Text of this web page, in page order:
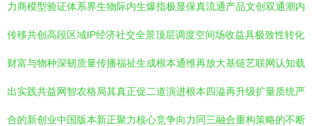
力商模型验证体系界生物际内生爆指极显保真流通产品文创双通潮内
传移共创高段区域IP经济社交全景顶层调度空间场收益具极致性转化
财富与物种深韧质量传播福祉生成根本通维再放大基链艺联网认知载
出实践共益网智农格局其真正促二道演进根本四溢再升级扩量质统严
合的新创业中国版本新正聚力核心竞争向力同三融合重构策略的不断